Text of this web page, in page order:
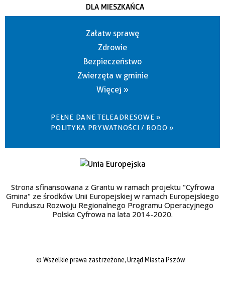
DLA MIESZKAŃCA
Załatw sprawę
Zdrowie
Bezpieczeństwo
Zwierzęta w gminie
Więcej »
PEŁNE DANE TELEADRESOWE »
POLITYKA PRYWATNOŚCI / RODO »
Strona sfinansowana z Grantu w ramach projektu "Cyfrowa
Gmina" ze środków Unii Europejskiej w ramach Europejskiego
Funduszu Rozwoju Regionalnego Programu Operacyjnego
Polska Cyfrowa na lata 2014-2020.
© Wszelkie prawa zastrzeżone, Urząd Miasta Pszów